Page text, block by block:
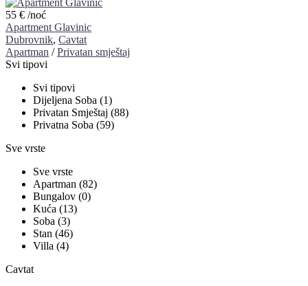
55 € /noć
Apartment Glavinic
Dubrovnik, Cavtat
Apartman /Privatan smještaj
Svi tipovi
Svi tipovi
Dijeljena Soba (1)
Privatan Smještaj (88)
Privatna Soba (59)
Sve vrste
Sve vrste
Apartman (82)
Bungalov (0)
Kuća (13)
Soba (3)
Stan (46)
Villa (4)
Cavtat